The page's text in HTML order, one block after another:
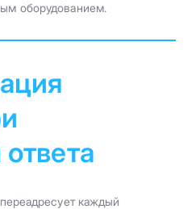
оборудованием.
каждый